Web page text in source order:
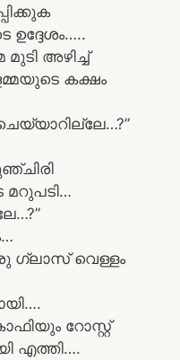
അഴിച്ച്
കക്ഷം
ഗ്ലാസ് വെള്ളം
റോസ്റ്റ്
എത്തി….